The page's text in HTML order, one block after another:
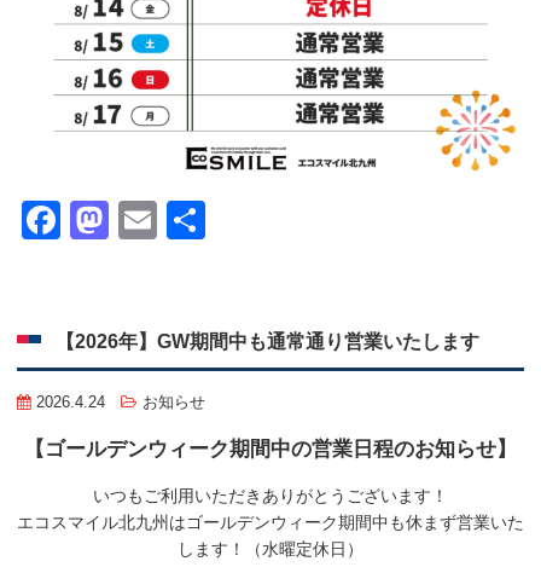
Facebook
Mastodon
Email
【2026年】GW期間中も通常通り営業いたします
2026.4.24 お知らせ
【ゴールデンウィーク期間中の営業日程のお知らせ】
いつもご利用いただきありがとうございます！
エコスマイル北九州はゴールデンウィーク期間中も休まず営業いた
します！（水曜定休日）